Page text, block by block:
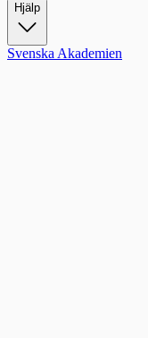
Hjälp
Svenska Akademien